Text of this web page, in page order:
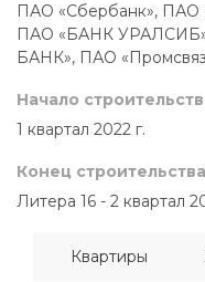
ПАО «Сбербанк», ПАО
ПАО «БАНК
БАНК», ПАО
Начало
1 квартал 2022 г.
Конец
Литера 16 - 2 квартал
Квартиры